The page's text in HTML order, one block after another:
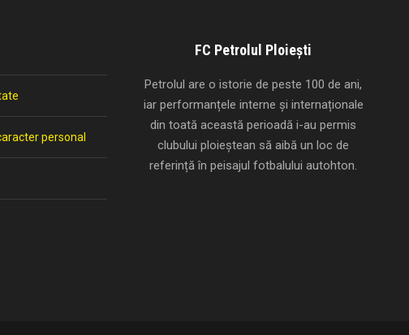
personal
FC Petrolul Ploiești
Petrolul are o istorie de peste 100 de ani,
iar performanțele interne și internaționale
din toată această perioadă i-au permis
clubului ploieștean să aibă un loc de
referință în peisajul fotbalului autohton.